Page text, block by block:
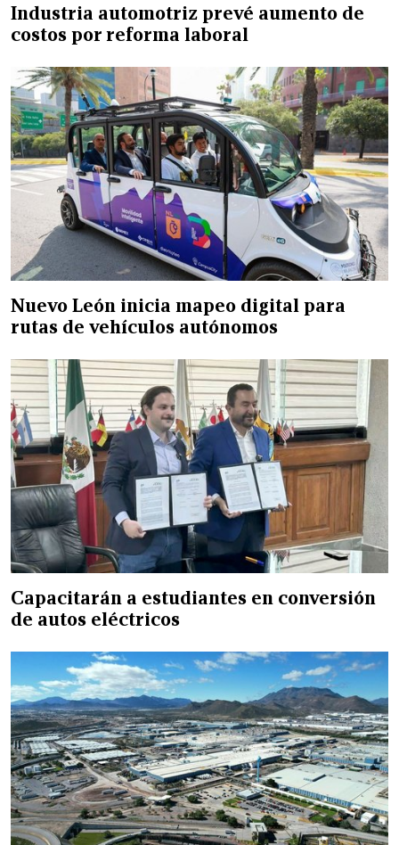
Industria automotriz prevé aumento de
costos por reforma laboral
Nuevo León inicia mapeo digital para
rutas de vehículos autónomos
Capacitarán a estudiantes en conversión
de autos eléctricos